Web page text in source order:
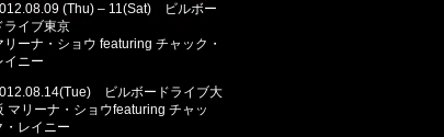
(Thu) – 11(Sat) ビルボー
ライブ東京
リーナ・ショウ featuring チャック・
イニー
ビルボードライブ大
マリーナ・ショウfeaturing チャッ
・レイニー